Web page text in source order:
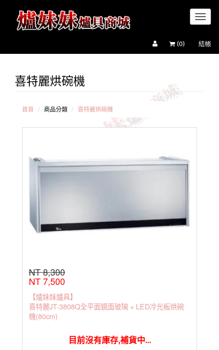
(0) 結帳
櫻花牌
烘碗機
烘碗機
OSAMA
喜特麗烘碗機
首頁 商品分類 喜特麗烘碗機
NT 8,300
NT 7,500
【爐妹妹爐具】
喜特麗JT-3808Q全平面鏡面玻璃 + LED冷光板烘碗
機(80cm)
目前沒有庫存,補貨中...